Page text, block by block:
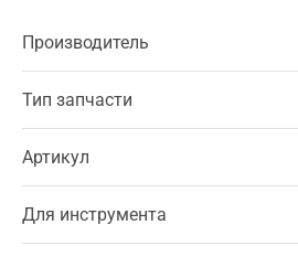
Производитель
Тип запчасти
Артикул
Для инструмента